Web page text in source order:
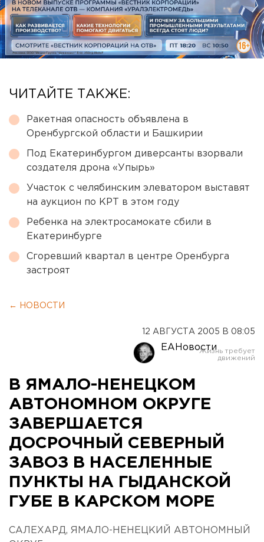
ЧИТАЙТЕ ТАКЖЕ:
Ракетная опасность объявлена в
Оренбургской области и Башкирии
Под Екатеринбургом диверсанты взорвали
создателя дрона «Упырь»
Участок с челябинским элеватором выставят
на аукцион по КРТ в этом году
Ребенка на электросамокате сбили в
Екатеринбурге
Сгоревший квартал в центре Оренбурга
застроят
← НОВОСТИ
12 АВГУСТА 2005 В 08:05
ЕАНовости
В ЯМАЛО-НЕНЕЦКОМ
АВТОНОМНОМ ОКРУГЕ
ЗАВЕРШАЕТСЯ
ДОСРОЧНЫЙ СЕВЕРНЫЙ
ЗАВОЗ В НАСЕЛЕННЫЕ
ПУНКТЫ НА ГЫДАНСКОЙ
ГУБЕ В КАРСКОМ МОРЕ
САЛЕХАРД, ЯМАЛО-НЕНЕЦКИЙ АВТОНОМНЫЙ